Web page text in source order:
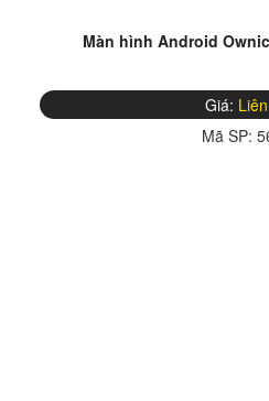
Màn hình Android
Giá:
Mã SP: